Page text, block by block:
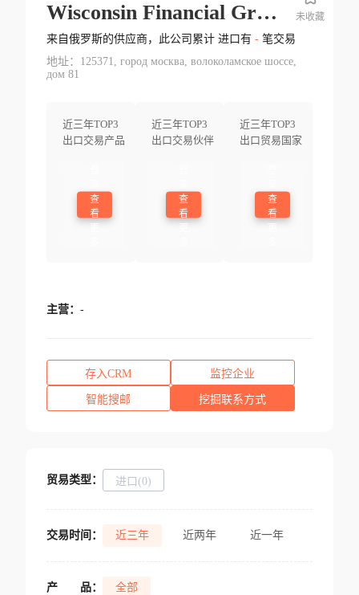
Wisconsin Financial Group Llp
来自俄罗斯的供应商，此公司累计 进口有 -笔交易
地址：125371, город москва, волоколамское шоссе,
дом 81
近三年TOP3
出口交易产品
查
看
近三年TOP3
出口交易伙伴
查
看
近三年TOP3
出口贸易国家
查
看
未收藏
主营： -
存入CRM 监控企业
智能搜邮 挖掘联系方式
贸易类型： 进口(0)
交易时间： 近三年 近两年 近一年
产 品： 全部